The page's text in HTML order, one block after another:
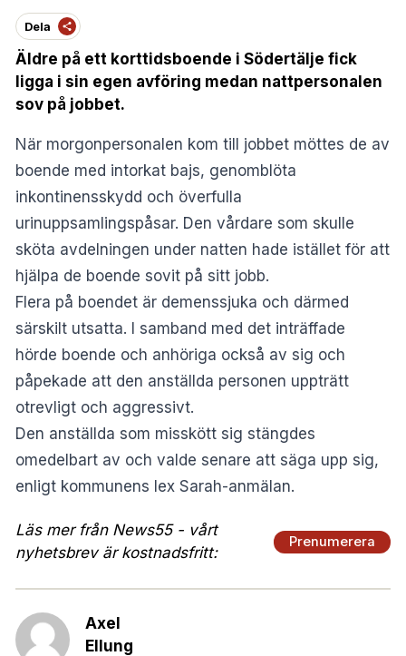
Dela
Äldre på ett korttidsboende i Södertälje fick
ligga i sin egen avföring medan nattpersonalen
sov på jobbet.
När morgonpersonalen kom till jobbet möttes de av
boende med intorkat bajs, genomblöta
inkontinensskydd och överfulla
urinuppsamlingspåsar. Den vårdare som skulle
sköta avdelningen under natten hade istället för att
hjälpa de boende sovit på sitt jobb.
Flera på boendet är demenssjuka och därmed
särskilt utsatta. I samband med det inträffade
hörde boende och anhöriga också av sig och
påpekade att den anställda personen uppträtt
otrevligt och aggressivt.
Den anställda som misskött sig stängdes
omedelbart av och valde senare att säga upp sig,
enligt kommunens lex Sarah-anmälan.
Läs mer från News55 - vårt
nyhetsbrev är kostnadsfritt:
Prenumerera
Axel
Ellung